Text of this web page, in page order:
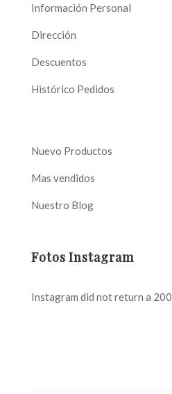
Información Personal
Dirección
Descuentos
Histórico Pedidos
Nuevo Productos
Mas vendidos
Nuestro Blog
Fotos Instagram
Instagram did not return a 200.